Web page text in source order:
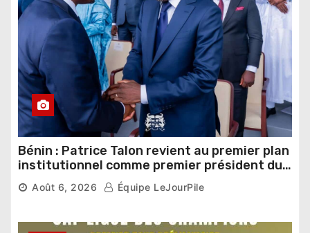
Bénin : Patrice Talon revient au premier plan
institutionnel comme premier président du
Sénat
Août 6, 2026 Équipe LeJourPile